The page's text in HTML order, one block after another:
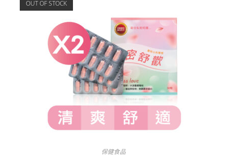
OUT OF STOCK
保健食品